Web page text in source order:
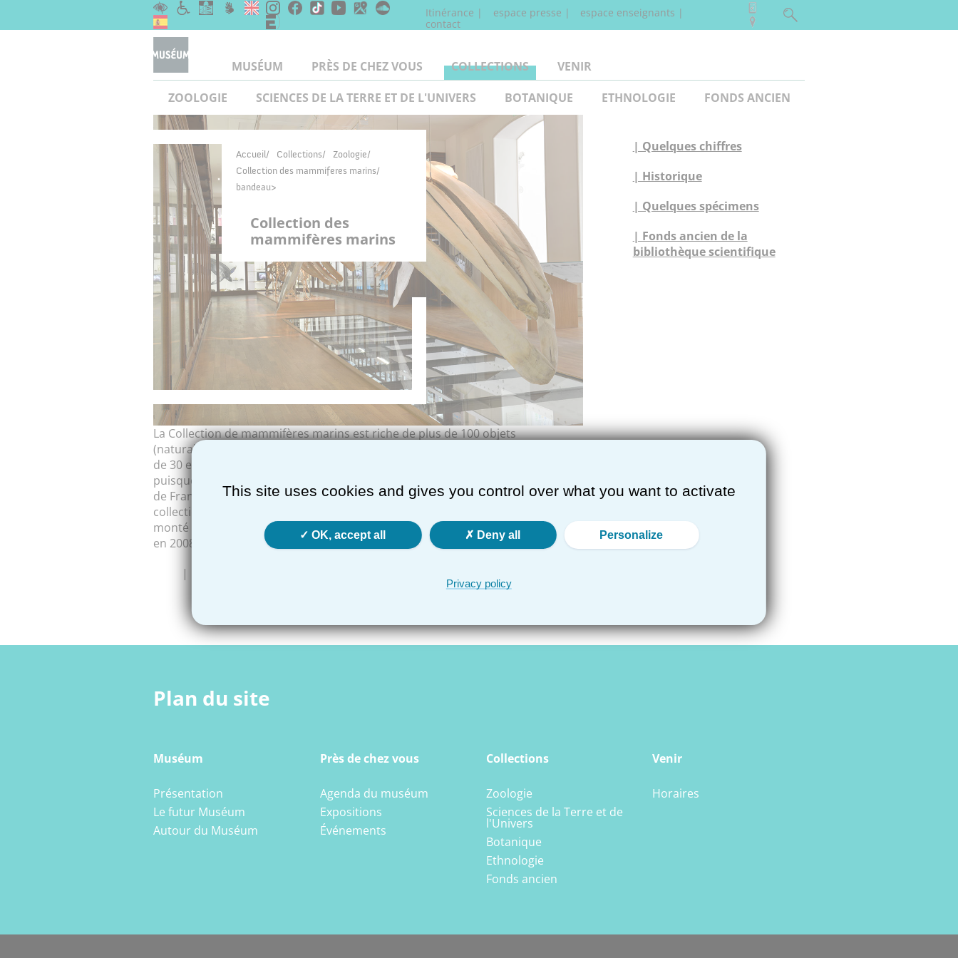
Itinérance espace presse
espace enseignants
contact
MUSÉUM PRÈS DE CHEZ VOUS
COLLECTIONS
ZOOLOGIE
SCIENCES DE LA TERRE ET DE L'UNIVERS BOTANIQUE ETHNOLOGIE FONDS ANCIEN
VENIR
Accueil Collections
Zoologie
Collection des mammiferes marins
bandeau
Collection des
mammifères marins
La Collection de mammifères marins est riche de plus de 100 objets
(naturalisations, moulages, squelette entier, os divers...) correspondants à près
de 30 espèces différentes. Son histoire débute dès l'origine du Muséum,
puisque l'on trouve trace d'un certain nombre de spécimens dans le catalogue
de François-René Dubuisson, mais l'une des pièces maîtresses de cette
collection reste le squelette d'un rorqual commun, échoué en 1991 à Donges,
monté dans la salle d'ostéologie en 1995 et déplacé dans la galerie de zoologie
en 2008.
| Responsable de la collection : Eric Guiho
| Quelques chiffres
| Historique
| Quelques spécimens
| Fonds ancien de la
bibliothèque scientifique
Plan du site
Muséum
Présentation
Le futur Muséum
Autour du Muséum
Près de chez vous
Agenda du muséum
Expositions
Événements
Collections
Zoologie
Sciences de la Terre et de
l'Univers
Botanique
Ethnologie
Fonds ancien
Venir
Horaires
This site uses cookies and gives you control over what you want to activate
OK, accept all Deny all Personalize
Privacy policy